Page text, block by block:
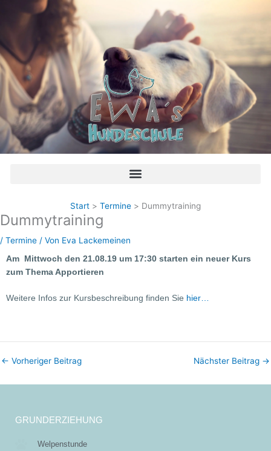
Start Termine Dummytraining
Dummytraining
/ Termine / Von Eva Lackemeinen
Am Mittwoch den 21.08.19 um 17:30 starten ein neuer Kurs
zum Thema Apportieren
Weitere Infos zur Kursbeschreibung finden Sie hier…
← Vorheriger Beitrag Nächster Beitrag →
GRUNDERZIEHUNG
Welpenstunde